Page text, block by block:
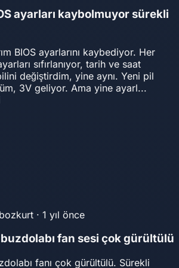
ayarları kaybolmuyor sürekli
BIOS ayarlarını kaybediyor. Her
sıfırlanıyor, tarih ve saat
değiştirdim, yine aynı. Yeni pil
3V geliyor. Ama yine ayarl...
· 1 yıl önce
fan sesi çok gürültülü
fanı çok gürültülü. Sürekli